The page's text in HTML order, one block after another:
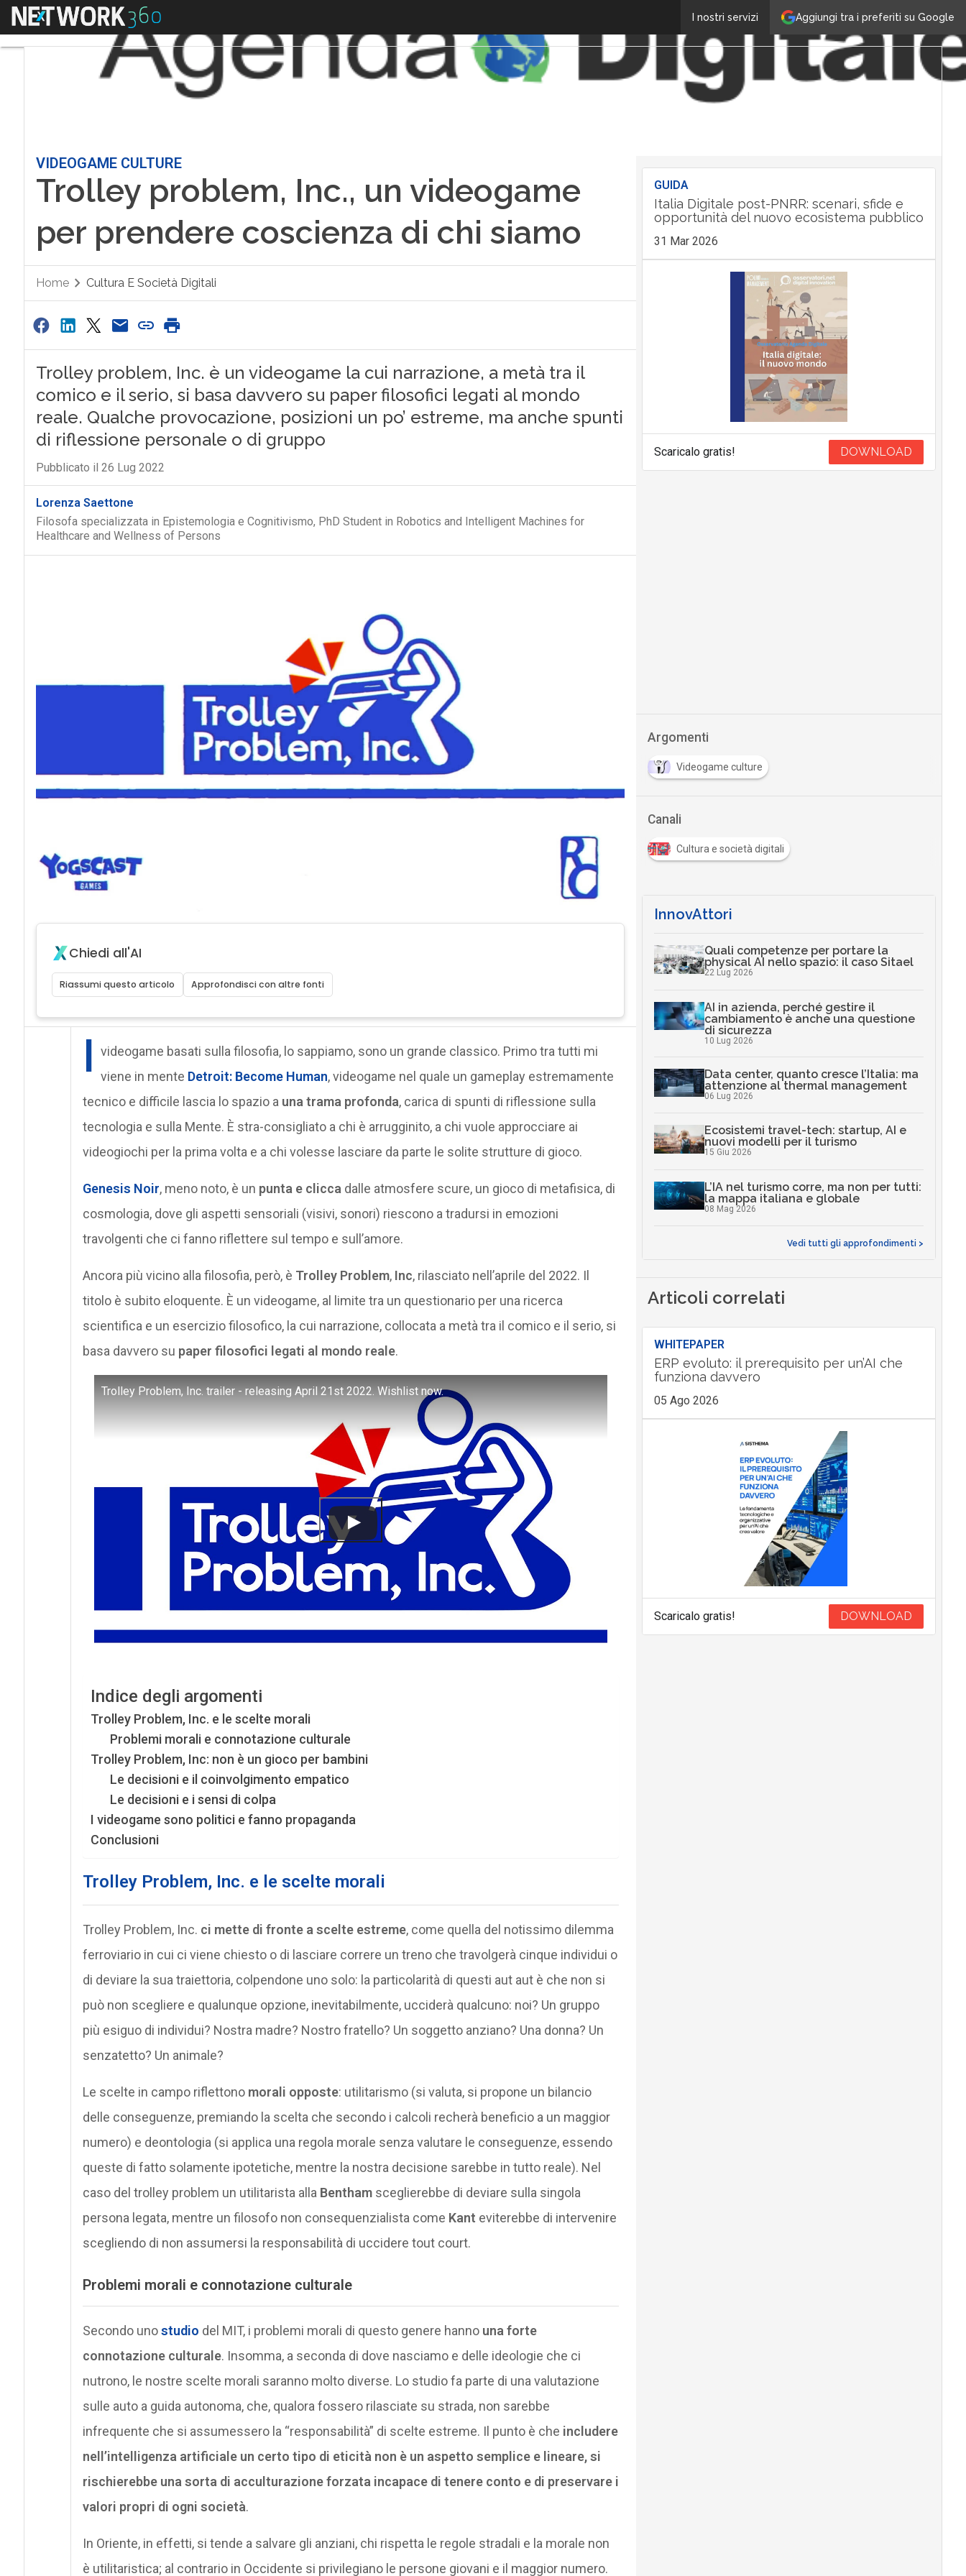
Aggiungi tra i preferiti su Google
I nostri servizi
Menu
VIDEOGAME CULTURE
Trolley problem, Inc., un videogame
per prendere coscienza di chi siamo
Home Cultura E Società Digitali
Trolley problem, Inc. è un videogame la cui narrazione, a metà tra il
comico e il serio, si basa davvero su paper filosofici legati al mondo
reale. Qualche provocazione, posizioni un po’ estreme, ma anche spunti
di riflessione personale o di gruppo
Pubblicato il 26 Lug 2022
Lorenza Saettone
Filosofa specializzata in Epistemologia e Cognitivismo, PhD Student in Robotics and Intelligent Machines for
Healthcare and Wellness of Persons
Chiedi all'AI
Riassumi questo articolo Approfondisci con altre fonti
I videogame basati sulla filosofia, lo sappiamo, sono un grande classico. Primo tra tutti mi
viene in mente Detroit: Become Human, videogame nel quale un gameplay estremamente
tecnico e difficile lascia lo spazio a una trama profonda, carica di spunti di riflessione sulla
tecnologia e sulla Mente. È stra-consigliato a chi è arrugginito, a chi vuole approcciare ai
videogiochi per la prima volta e a chi volesse lasciare da parte le solite strutture di gioco.
Genesis Noir, meno noto, è un punta e clicca dalle atmosfere scure, un gioco di metafisica, di
cosmologia, dove gli aspetti sensoriali (visivi, sonori) riescono a tradursi in emozioni
travolgenti che ci fanno riflettere sul tempo e sull’amore.
Ancora più vicino alla filosofia, però, è Trolley Problem, Inc, rilasciato nell’aprile del 2022. Il
titolo è subito eloquente. È un videogame, al limite tra un questionario per una ricerca
scientifica e un esercizio filosofico, la cui narrazione, collocata a metà tra il comico e il serio, si
basa davvero su paper filosofici legati al mondo reale.
Trolley Problem, Inc. trailer - releasing April 21st 2022. Wishlist now.
Indice degli argomenti
Trolley Problem, Inc. e le scelte morali
Problemi morali e connotazione culturale
Trolley Problem, Inc: non è un gioco per bambini
Le decisioni e il coinvolgimento empatico
Le decisioni e i sensi di colpa
I videogame sono politici e fanno propaganda
Conclusioni
Trolley Problem, Inc. e le scelte morali
Trolley Problem, Inc. ci mette di fronte a scelte estreme, come quella del notissimo dilemma
ferroviario in cui ci viene chiesto o di lasciare correre un treno che travolgerà cinque individui o
di deviare la sua traiettoria, colpendone uno solo: la particolarità di questi aut aut è che non si
può non scegliere e qualunque opzione, inevitabilmente, ucciderà qualcuno: noi? Un gruppo
più esiguo di individui? Nostra madre? Nostro fratello? Un soggetto anziano? Una donna? Un
senzatetto? Un animale?
Le scelte in campo riflettono morali opposte: utilitarismo (si valuta, si propone un bilancio
delle conseguenze, premiando la scelta che secondo i calcoli recherà beneficio a un maggior
numero) e deontologia (si applica una regola morale senza valutare le conseguenze, essendo
queste di fatto solamente ipotetiche, mentre la nostra decisione sarebbe in tutto reale). Nel
caso del trolley problem un utilitarista alla Benthamsceglierebbe di deviare sulla singola
persona legata, mentre un filosofo non consequenzialista come Kant eviterebbe di intervenire
scegliendo di non assumersi la responsabilità di uccidere tout court.
Problemi morali e connotazione culturale
Secondo unostudio del MIT, i problemi morali di questo genere hanno una forte
connotazione culturale. Insomma, a seconda di dove nasciamo e delle ideologie che ci
nutrono, le nostre scelte morali saranno molto diverse. Lo studio fa parte di una valutazione
sulle auto a guida autonoma, che, qualora fossero rilasciate su strada, non sarebbe
infrequente che si assumessero la “responsabilità” di scelte estreme. Il punto è che includere
nell’intelligenza artificiale un certo tipo di eticità non è un aspetto semplice e lineare, si
rischierebbe una sorta di acculturazione forzata incapace di tenere conto e di preservare i
valori propri di ogni società.
In Oriente, in effetti, si tende a salvare gli anziani, chi rispetta le regole stradali e la morale non
è utilitaristica; al contrario in Occidente si privilegiano le persone giovani e il maggior numero.
GUIDA
Italia Digitale post-PNRR: scenari, sfide e
opportunità del nuovo ecosistema pubblico
31 Mar 2026
Scaricalo gratis! DOWNLOAD
Argomenti
Videogame culture
Canali
Cultura e società digitali
InnovAttori
Quali competenze per portare la
physical AI nello spazio: il caso Sitael
22 Lug 2026
AI in azienda, perché gestire il
cambiamento è anche una questione
di sicurezza
10 Lug 2026
Data center, quanto cresce l’Italia: ma
attenzione al thermal management
06 Lug 2026
Ecosistemi travel-tech: startup, AI e
nuovi modelli per il turismo
15 Giu 2026
L’IA nel turismo corre, ma non per tutti:
la mappa italiana e globale
08 Mag 2026
Vedi tutti gli approfondimenti >
Articoli correlati
WHITEPAPER
ERP evoluto: il prerequisito per un’AI che
funziona davvero
05 Ago 2026
Scaricalo gratis! DOWNLOAD